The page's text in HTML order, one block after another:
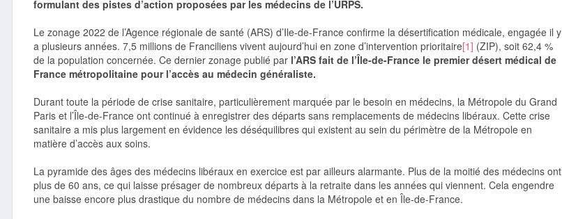
formulant des pistes d’action proposées par les médecins de l’URPS.
Le zonage 2022 de l’Agence régionale de santé (ARS) d’Ile-de-France confirme la désertification médicale, engagée il y
a plusieurs années. 7,5 millions de Franciliens vivent aujourd’hui en zone d’intervention prioritaire[1] (ZIP), soit 62,4 %
de la population concernée. Ce dernier zonage publié par l’ARS fait de l’Île-de-France le premier désert médical de
France métropolitaine pour l’accès au médecin généraliste.
Durant toute la période de crise sanitaire, particulièrement marquée par le besoin en médecins, la Métropole du Grand
Paris et l’Île-de-France ont continué à enregistrer des départs sans remplacements de médecins libéraux. Cette crise
sanitaire a mis plus largement en évidence les déséquilibres qui existent au sein du périmètre de la Métropole en
matière d’accès aux soins.
La pyramide des âges des médecins libéraux en exercice est par ailleurs alarmante. Plus de la moitié des médecins ont
plus de 60 ans, ce qui laisse présager de nombreux départs à la retraite dans les années qui viennent. Cela engendre
une baisse encore plus drastique du nombre de médecins dans la Métropole et en Île-de-France.